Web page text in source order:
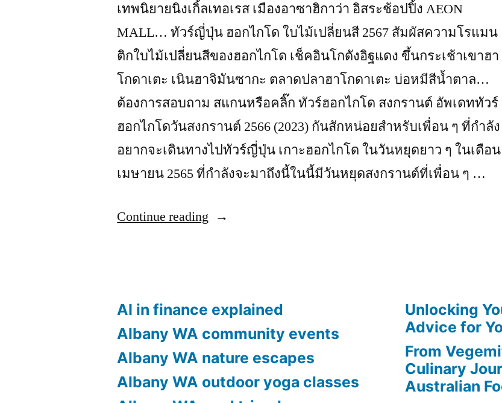
เทพนิยายนิงเกิ้ลเทอเรส เมืองอาซาฮิกาว่า อิสระช้อปปิ้ง AEON
MALL… ทัวร์ญี่ปุ่น ฮอกไกโด ใบไม้เปลี่ยนสี 2567 สัมผัสความโรแมน
ติกใบไม้เปลี่ยนสีของฮอกไกโด เช็คอินโกดังอิฐแดง ขึ้นกระเช้าเขาฮา
โกดาเตะ เนินฮาจิมันซากะ ตลาดปลาฮาโกดาเตะ บ่อหมีสีน้ำตาล…
ต้องการสอบถาม สแกนหรือคลิ๊ก ทัวร์ฮอกไกโด สงกรานต์ อัพเดททัวร์
ฮอกไกโดวันสงกรานต์ 2566 (2023) กันสักหน่อยสำหรับเพื่อน ๆ ที่กำลัง
อยากจะเดินทางไปทัวร์ญี่ปุ่น เกาะฮอกไกโด ในวันหยุดยาว ๆ ในเดือน
เมษายน 2565 ที่กำลังจะมาถึงนี้ในนี้มีวันหยุดสงกรานต์ที่เพื่อน ๆ …
Continue reading “ทัวร์
ผ่อน
ได้
เที่ยว
ครบ
AI in finance explained
Albany WA community events
Albany WA nature escapes
Albany WA outdoor yoga classes
Unlocking
Advice for
From
Culinary
Australian